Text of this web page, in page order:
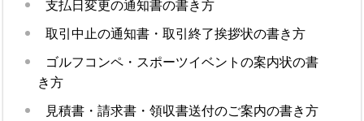
支払日変更の通知書の書き方
取引中止の通知書・取引終了挨拶状の書き方
ゴルフコンペ・スポーツイベントの案内状の書
き方
見積書・請求書・領収書送付のご案内の書き方